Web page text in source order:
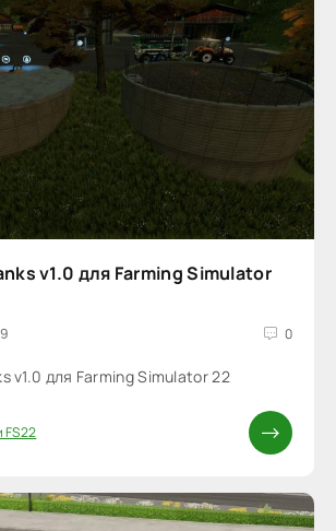
v1.0 для Farming Simulator
0
v1.0 для Farming Simulator 22
FS22